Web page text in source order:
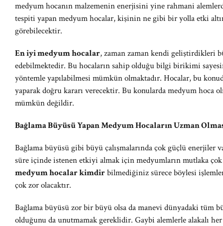
medyum hocanın malzemenin enerjisini yine rahmani
tespiti yapan medyum hocalar, kişinin ne gibi bir yolla etki
görebilecektir.
En iyi medyum hocalar, zaman zaman kendi geliştirdikleri
edebilmektedir. Bu hocaların sahip olduğu bilgi birikimi
yöntemle yapılabilmesi mümkün olmaktadır. Hocalar, bu
yaparak doğru kararı verecektir. Bu konularda medyum hoca
mümkün değildir.
Bağlama Büyüsü Yapan Medyum Hocaların Uzman
Bağlama büyüsü gibi büyü çalışmalarında çok güçlü enerjiler
süre içinde istenen etkiyi almak için medyumların mutlaka
medyum hocalar kimdirbilmediğiniz sürece böylesi
çok zor olacaktır.
Bağlama büyüsü zor bir büyü olsa da manevi dünyadaki tüm
olduğunu da unutmamak gereklidir. Gaybi alemlerle alakalı